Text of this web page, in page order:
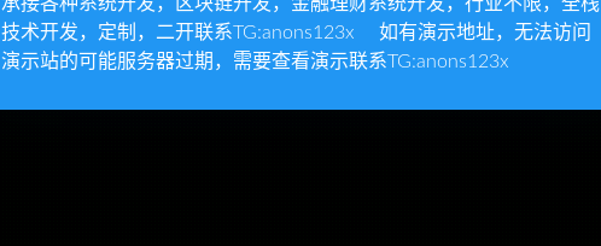
技术开发，定制，二开联系TG:anons123x 如有演示地址，无法访问
演示站的可能服务器过期，需要查看演示联系TG:anons123x